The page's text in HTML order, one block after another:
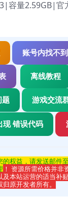
容量2.59GB|官
账号内找不
离线教程
题 游戏交流
现 错误代码
的权益，请发送邮件
！ 资源所需价格并非
及本站运营的适当补
原开发者所有。